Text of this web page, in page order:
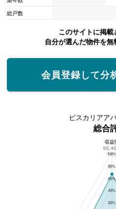
総戸数
このサイトに掲載
自分が選んだ物件を無
会員登録して分
ビスカリアア
総合
ビスカリアアパルメントの
100%
80%
60%
40%
20%
収益